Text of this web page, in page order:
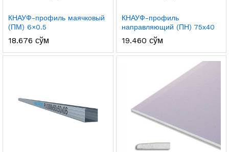
КНАУФ-профиль маячковый
(ПМ) 6×0.5
18.676 сўм
КНАУФ-профиль
направляющий (ПН) 75х40
19.460 сўм